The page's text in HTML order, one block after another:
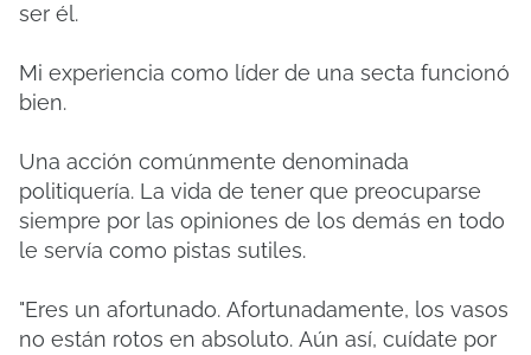
ser él.
Mi experiencia como líder de una secta funcionó
bien.
Una acción comúnmente denominada
politiquería. La vida de tener que preocuparse
siempre por las opiniones de los demás en todo
le servía como pistas sutiles.
"Eres un afortunado. Afortunadamente, los vasos
no están rotos en absoluto. Aún así, cuídate por